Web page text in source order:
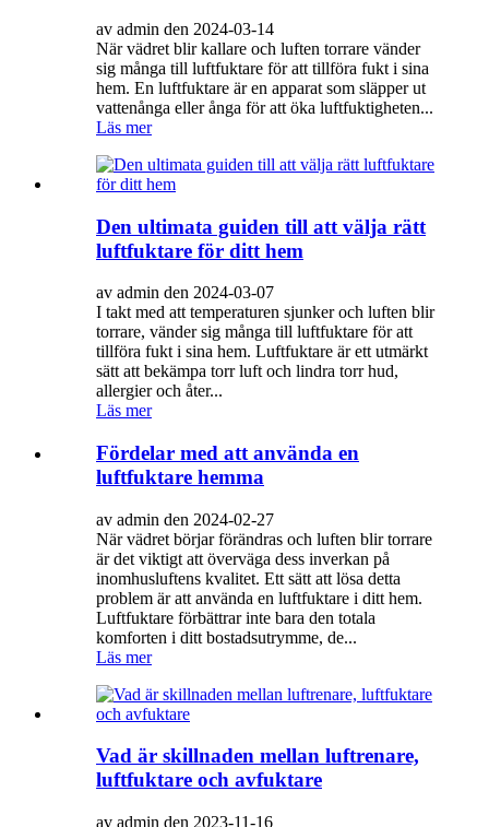
av admin den 2024-03-14
När vädret blir kallare och luften torrare vänder
sig många till luftfuktare för att tillföra fukt i sina
hem. En luftfuktare är en apparat som släpper ut
vattenånga eller ånga för att öka luftfuktigheten...
Läs mer
Den ultimata guiden till att välja rätt
luftfuktare för ditt hem
av admin den 2024-03-07
I takt med att temperaturen sjunker och luften blir
torrare, vänder sig många till luftfuktare för att
tillföra fukt i sina hem. Luftfuktare är ett utmärkt
sätt att bekämpa torr luft och lindra torr hud,
allergier och åter...
Läs mer
Fördelar med att använda en
luftfuktare hemma
av admin den 2024-02-27
När vädret börjar förändras och luften blir torrare
är det viktigt att överväga dess inverkan på
inomhusluftens kvalitet. Ett sätt att lösa detta
problem är att använda en luftfuktare i ditt hem.
Luftfuktare förbättrar inte bara den totala
komforten i ditt bostadsutrymme, de...
Läs mer
Vad är skillnaden mellan luftrenare,
luftfuktare och avfuktare
av admin den 2023-11-16